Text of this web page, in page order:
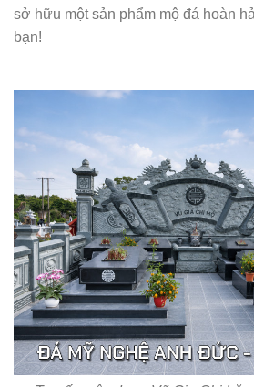
sở hữu một sản phẩm mộ đá hoàn
bạn!